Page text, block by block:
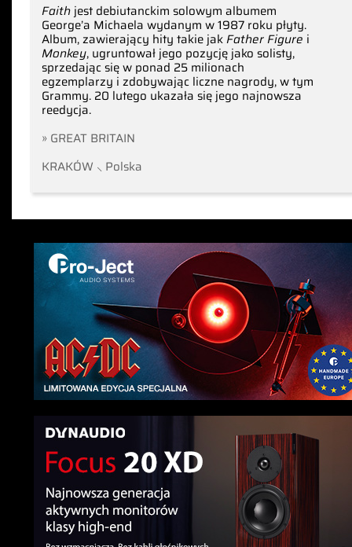
Faith jest debiutanckim solowym albumem
George’a Michaela wydanym w 1987 roku płyty.
Album, zawierający hity takie jakFather Figure i
Monkey, ugruntował jego pozycję jako solisty,
sprzedając się w ponad 25 milionach
egzemplarzy i zdobywając liczne nagrody, w tym
Grammy. 20 lutego ukazała się jego najnowsza
reedycja.
» GREAT BRITAIN
KRAKÓW ⸜ Polska